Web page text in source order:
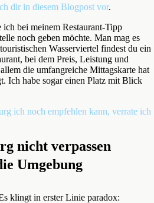
dir in diesem Blogpost vor.
ich bei meinem Restaurant-Tipp
noch geben möchte. Man mag es
Wasserviertel findest du ein
bei dem Preis, Leistung und
die umfangreiche Mittagskarte hat
Ich habe sogar einen Platz mit Blick
ich noch empfehlen kann, verrate ich
nicht verpassen
Umgebung
klingt in erster Linie paradox: